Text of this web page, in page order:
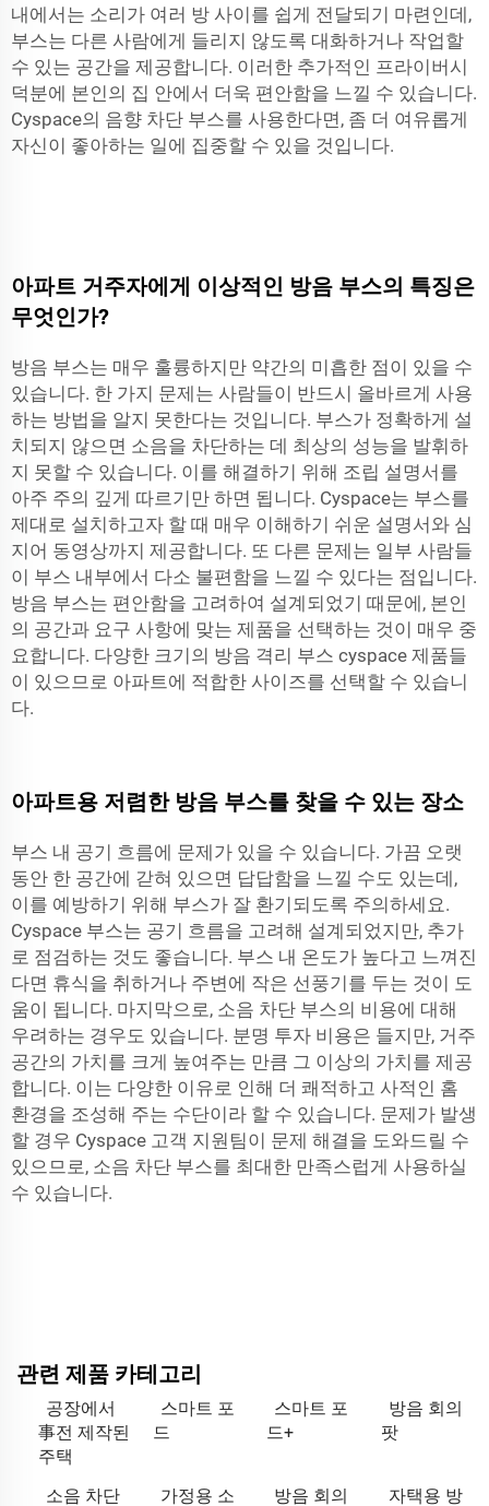
내에서는 소리가 여러 방 사이를 쉽게 전달되기 마련인데,
부스는 다른 사람에게 들리지 않도록 대화하거나 작업할
수 있는 공간을 제공합니다. 이러한 추가적인 프라이버시
덕분에 본인의 집 안에서 더욱 편안함을 느낄 수 있습니다.
Cyspace의 음향 차단 부스를 사용한다면, 좀 더 여유롭게
자신이 좋아하는 일에 집중할 수 있을 것입니다.
아파트 거주자에게 이상적인 방음 부스의 특징은
무엇인가?
방음 부스는 매우 훌륭하지만 약간의 미흡한 점이 있을 수
있습니다. 한 가지 문제는 사람들이 반드시 올바르게 사용
하는 방법을 알지 못한다는 것입니다. 부스가 정확하게 설
치되지 않으면 소음을 차단하는 데 최상의 성능을 발휘하
지 못할 수 있습니다. 이를 해결하기 위해 조립 설명서를
아주 주의 깊게 따르기만 하면 됩니다. Cyspace는 부스를
제대로 설치하고자 할 때 매우 이해하기 쉬운 설명서와 심
지어 동영상까지 제공합니다. 또 다른 문제는 일부 사람들
이 부스 내부에서 다소 불편함을 느낄 수 있다는 점입니다.
방음 부스는 편안함을 고려하여 설계되었기 때문에, 본인
의 공간과 요구 사항에 맞는 제품을 선택하는 것이 매우 중
요합니다. 다양한 크기의 방음 격리 부스 cyspace 제품들
이 있으므로 아파트에 적합한 사이즈를 선택할 수 있습니
다.
아파트용 저렴한 방음 부스를 찾을 수 있는 장소
부스 내 공기 흐름에 문제가 있을 수 있습니다. 가끔 오랫
동안 한 공간에 갇혀 있으면 답답함을 느낄 수도 있는데,
이를 예방하기 위해 부스가 잘 환기되도록 주의하세요.
Cyspace 부스는 공기 흐름을 고려해 설계되었지만, 추가
로 점검하는 것도 좋습니다. 부스 내 온도가 높다고 느껴진
다면 휴식을 취하거나 주변에 작은 선풍기를 두는 것이 도
움이 됩니다. 마지막으로, 소음 차단 부스의 비용에 대해
우려하는 경우도 있습니다. 분명 투자 비용은 들지만, 거주
공간의 가치를 크게 높여주는 만큼 그 이상의 가치를 제공
합니다. 이는 다양한 이유로 인해 더 쾌적하고 사적인 홈
환경을 조성해 주는 수단이라 할 수 있습니다. 문제가 발생
할 경우 Cyspace 고객 지원팀이 문제 해결을 도와드릴 수
있으므로, 소음 차단 부스를 최대한 만족스럽게 사용하실
수 있습니다.
관련 제품 카테고리
공장에서
事전 제작된
주택
스마트 포
드
스마트 포
드+
방음 회의
팟
소음 차단
가정용 소
방음 회의
자택용 방